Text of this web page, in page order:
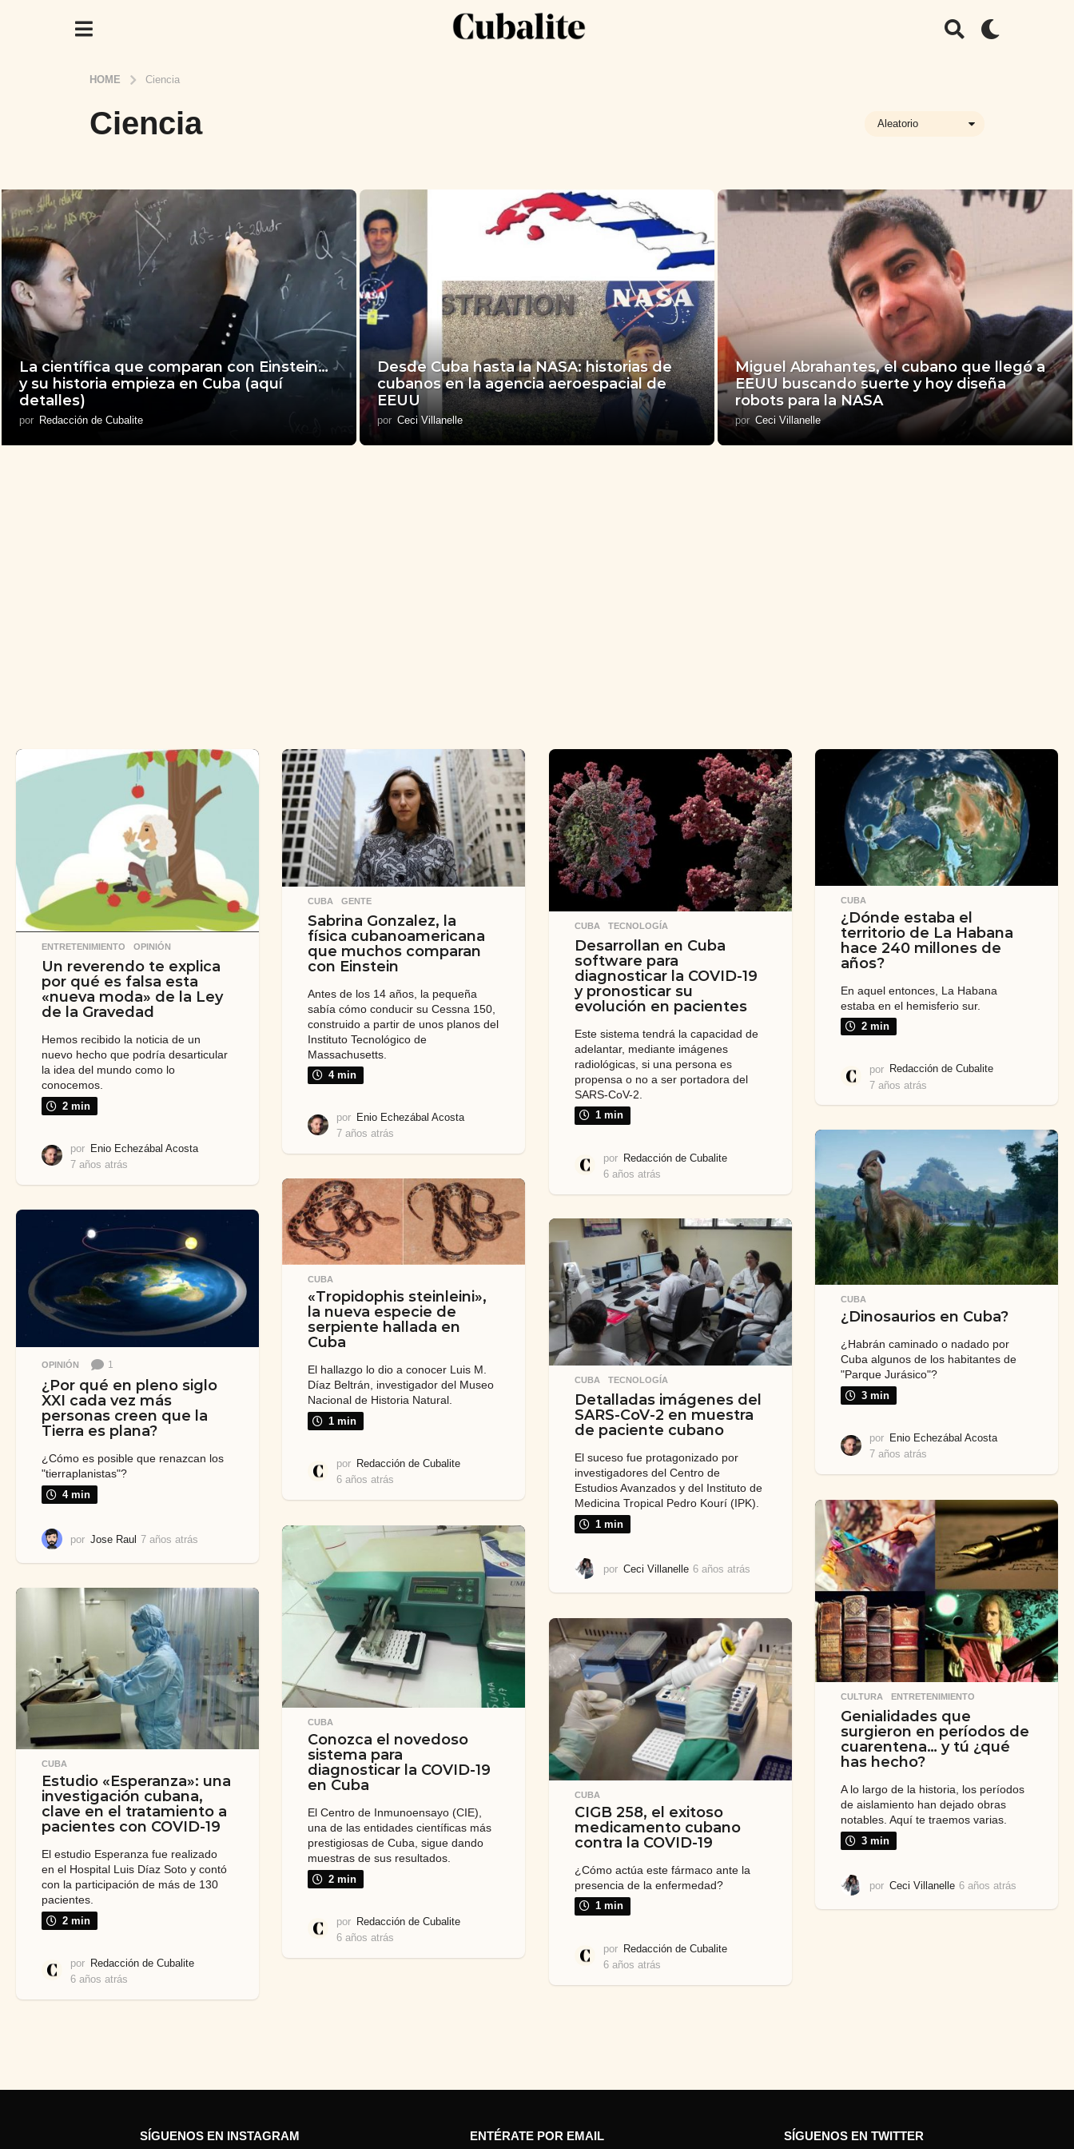
HOME Ciencia
Ciencia Aleatorio
La científica que comparan con Einstein…
y su historia empieza en Cuba (aquí
detalles)
por Redacción de Cubalite
Desde Cuba hasta la NASA: historias de
cubanos en la agencia aeroespacial de
EEUU
por Ceci Villanelle
Miguel Abrahantes, el cubano que llegó a
EEUU buscando suerte y hoy diseña
robots para la NASA
por Ceci Villanelle
ENTRETENIMIENTO ,OPINIÓN
Un reverendo te explica
por qué es falsa esta
«nueva moda» de la Ley
de la Gravedad
Hemos recibido la noticia de un
nuevo hecho que podría desarticular
la idea del mundo como lo
conocemos.
2 min
por Enio Echezábal Acosta
7 años atrás
o
s
t
r
s
CUBA ,GENTE
Sabrina Gonzalez, la
física cubanoamericana
que muchos comparan
con Einstein
Antes de los 14 años, la pequeña
sabía cómo conducir su Cessna 150,
construido a partir de unos planos del
Instituto Tecnológico de
Massachusetts.
4 min
por Enio Echezábal Acosta
7 años atrás
o
t
CUBA ,TECNOLOGÍA
Desarrollan en Cuba
software para
diagnosticar la COVID-19
y pronosticar su
evolución en pacientes
Este sistema tendrá la capacidad de
adelantar, mediante imágenes
radiológicas, si una persona es
propensa o no a ser portadora del
SARS-CoV-2.
1 min
por Redacción de Cubalite
6 años atrás
o
a
t
r
á
s
CUBA
¿Dónde estaba el
territorio de La Habana
hace 240 millones de
años?
En aquel entonces, La Habana
estaba en el hemisferio sur.
2 min
por Redacción de Cubalite
7 años atrás
o
a
t
r
á
s
CUBA
¿Dinosaurios en Cuba?
¿Habrán caminado o nadado por
Cuba algunos de los habitantes de
"Parque Jurásico"?
3 min
por Enio Echezábal Acosta
7 años atrás
o
s
a
CUBA
«Tropidophis steinleini»,
la nueva especie de
serpiente hallada en
Cuba
El hallazgo lo dio a conocer Luis M.
Díaz Beltrán, investigador del Museo
Nacional de Historia Natural.
1 min
por Redacción de Cubalite
6 años atrás
o
s
t
r
s
OPINIÓN 1
¿Por qué en pleno siglo
XXI cada vez más
personas creen que la
Tierra es plana?
¿Cómo es posible que renazcan los
"tierraplanistas"?
4 min
por Jose Raul 7 años atrás
s
s
CUBA ,TECNOLOGÍA
Detalladas imágenes del
SARS-CoV-2 en muestra
de paciente cubano
El suceso fue protagonizado por
investigadores del Centro de
Estudios Avanzados y del Instituto de
Medicina Tropical Pedro Kourí (IPK).
1 min
por Ceci Villanelle 6 años atrás
s
a
t
r
á
s
CULTURA ,ENTRETENIMIENTO
Genialidades que
surgieron en períodos de
cuarentena… y tú ¿qué
has hecho?
A lo largo de la historia, los períodos
de aislamiento han dejado obras
notables. Aquí te traemos varias.
3 min
por Ceci Villanelle 6 años atrás
CUBA
Conozca el novedoso
sistema para
diagnosticar la COVID-19
en Cuba
El Centro de Inmunoensayo (CIE),
una de las entidades científicas más
prestigiosas de Cuba, sigue dando
muestras de sus resultados.
2 min
por Redacción de Cubalite
6 años atrás
CUBA
Estudio «Esperanza»: una
investigación cubana,
clave en el tratamiento a
pacientes con COVID-19
El estudio Esperanza fue realizado
en el Hospital Luis Díaz Soto y contó
con la participación de más de 130
pacientes.
2 min
por Redacción de Cubalite
6 años atrás
CUBA
CIGB 258, el exitoso
medicamento cubano
contra la COVID-19
¿Cómo actúa este fármaco ante la
presencia de la enfermedad?
1 min
por Redacción de Cubalite
6 años atrás
SÍGUENOS EN INSTAGRAM ENTÉRATE POR EMAIL SÍGUENOS EN TWITTER